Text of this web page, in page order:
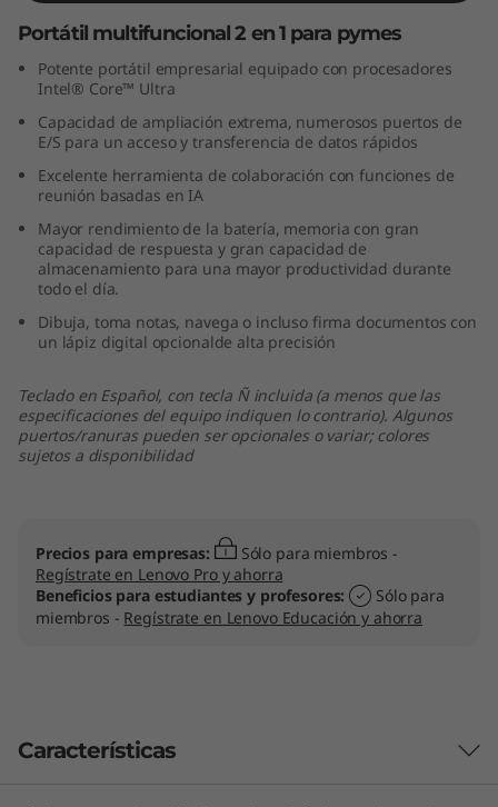
1
4
Portátil multifuncional 2 en 1 para pymes
Potente portátil empresarial equipado con procesadores
Intel® Core™ Ultra
Capacidad de ampliación extrema, numerosos puertos de
E/S para un acceso y transferencia de datos rápidos
Excelente herramienta de colaboración con funciones de
reunión basadas en IA
Mayor rendimiento de la batería, memoria con gran
capacidad de respuesta y gran capacidad de
almacenamiento para una mayor productividad durante
todo el día.
Dibuja, toma notas, navega o incluso firma documentos con
un lápiz digital opcionalde alta precisión
Teclado en Español, con tecla Ñ incluida (a menos que las
especificaciones del equipo indiquen lo contrario). Algunos
puertos/ranuras pueden ser opcionales o variar; colores
sujetos a disponibilidad
Precios para empresas:
Sólo para miembros -
Regístrate en Lenovo Pro y ahorra
Beneficios para estudiantes y profesores:
Sólo para
miembros - Regístrate en Lenovo Educación y ahorra
Características